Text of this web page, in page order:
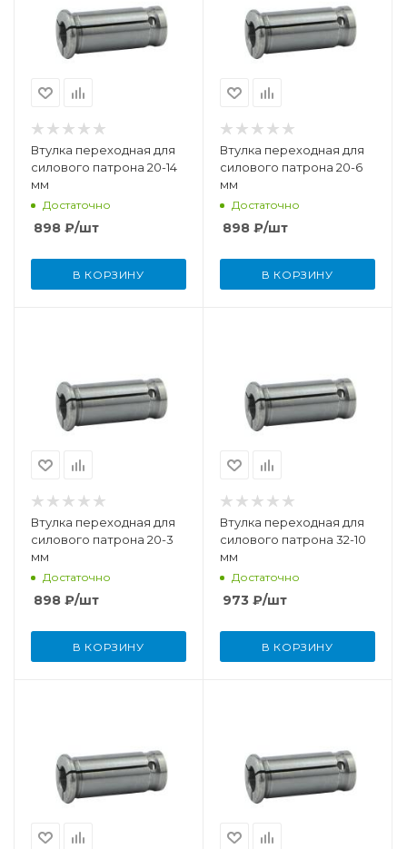
Втулка переходная для
силового патрона 20-14
мм
Достаточно
898 ₽/шт
В КОРЗИНУ
Втулка переходная для
силового патрона 20-6
мм
Достаточно
898 ₽/шт
В КОРЗИНУ
Втулка переходная для
силового патрона 20-3
мм
Достаточно
898 ₽/шт
В КОРЗИНУ
Втулка переходная для
силового патрона 32-10
мм
Достаточно
973 ₽/шт
В КОРЗИНУ